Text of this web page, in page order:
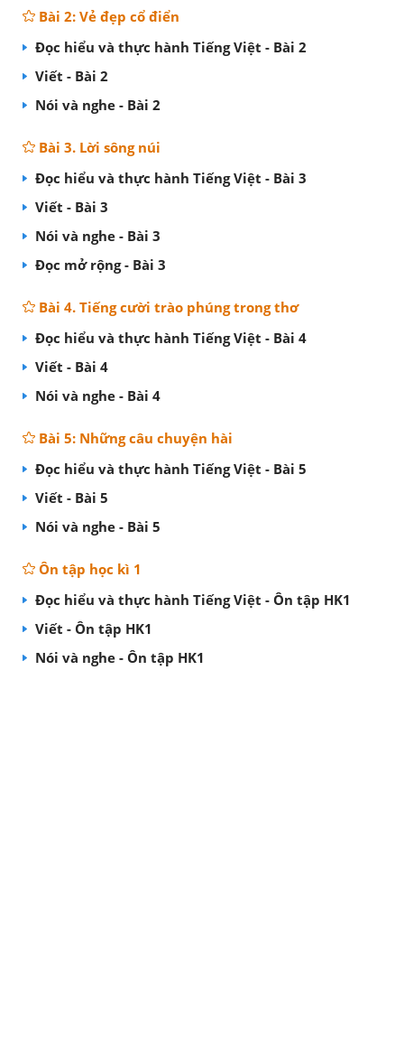
Bài 2: Vẻ đẹp cổ điển
Đọc hiểu và thực hành Tiếng Việt - Bài 2
Viết - Bài 2
Nói và nghe - Bài 2
Bài 3. Lời sông núi
Đọc hiểu và thực hành Tiếng Việt - Bài 3
Viết - Bài 3
Nói và nghe - Bài 3
Đọc mở rộng - Bài 3
Bài 4. Tiếng cười trào phúng trong thơ
Đọc hiểu và thực hành Tiếng Việt - Bài 4
Viết - Bài 4
Nói và nghe - Bài 4
Bài 5: Những câu chuyện hài
Đọc hiểu và thực hành Tiếng Việt - Bài 5
Viết - Bài 5
Nói và nghe - Bài 5
Ôn tập học kì 1
Đọc hiểu và thực hành Tiếng Việt - Ôn tập HK1
Viết - Ôn tập HK1
Nói và nghe - Ôn tập HK1